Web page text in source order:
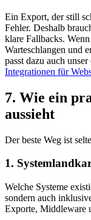
Ein Export, der still
Fehler. Deshalb
klare Fallbacks.
Warteschlangen und
passt dazu auch
Integrationen für
7. Wie ein
aussieht
Der beste Weg ist
1.
Welche Systeme
sondern auch
Exporte, Middleware